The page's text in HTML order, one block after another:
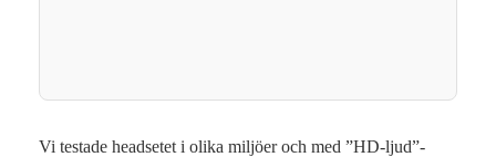
Vi testade headsetet i olika miljöer och med ”HD-ljud”-